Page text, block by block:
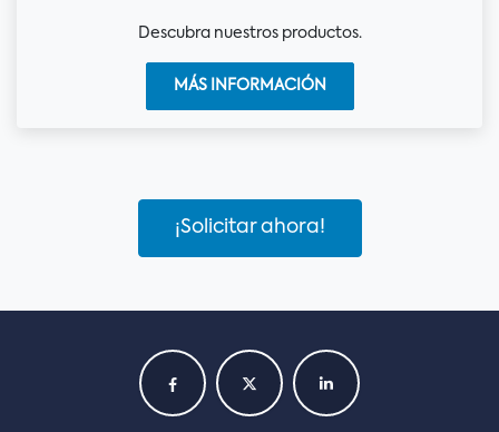
Descubra nuestros productos.
MÁS INFORMACIÓN
¡Solicitar ahora!